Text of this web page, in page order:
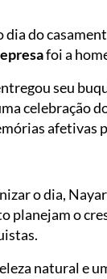
do
foi a
seu
celebração
afetivas
o dia,
planejam o
natural e